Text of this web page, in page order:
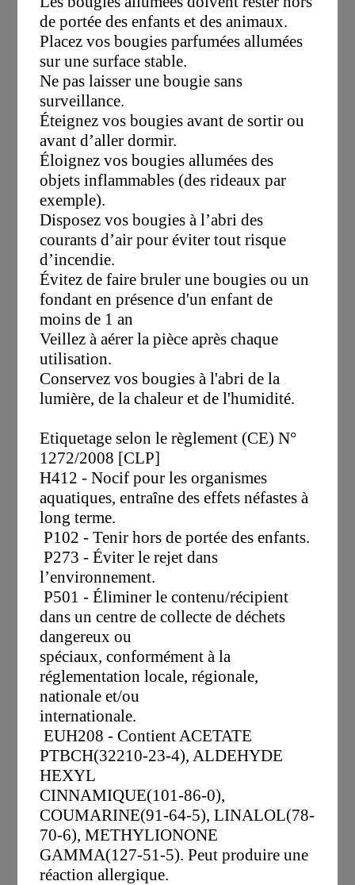
de portée des enfants et des animaux.
Placez vos bougies parfumées allumées
sur une surface stable.
Ne pas laisser une bougie sans
surveillance.
Éteignez vos bougies avant de sortir ou
avant d’aller dormir.
Éloignez vos bougies allumées des
objets inflammables (des rideaux par
exemple).
Disposez vos bougies à l’abri des
courants d’air pour éviter tout risque
d’incendie.
Évitez de faire bruler une bougies ou un
fondant en présence d'un enfant de
moins de 1 an
Veillez à aérer la pièce après chaque
utilisation.
Conservez vos bougies à l'abri de la
lumière, de la chaleur et de l'humidité.
Etiquetage selon le règlement (CE) N°
1272/2008 [CLP]
H412 - Nocif pour les organismes
aquatiques, entraîne des effets néfastes à
long terme.
P102 - Tenir hors de portée des enfants.
P273 - Éviter le rejet dans
l’environnement.
P501 - Éliminer le contenu/récipient
dans un centre de collecte de déchets
dangereux ou
spéciaux, conformément à la
réglementation locale, régionale,
nationale et/ou
internationale.
EUH208 - Contient ACETATE
PTBCH(32210-23-4), ALDEHYDE
HEXYL
CINNAMIQUE(101-86-0),
COUMARINE(91-64-5), LINALOL(78-
70-6), METHYLIONONE
GAMMA(127-51-5). Peut produire une
réaction allergique.